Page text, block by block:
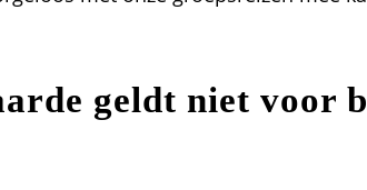
geldt niet voor